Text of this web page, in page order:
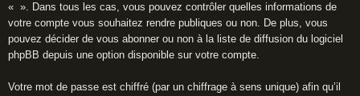
« ». Dans tous les cas, vous pouvez contrôler quelles informations de
votre compte vous souhaitez rendre publiques ou non. De plus, vous
pouvez décider de vous abonner ou non à la liste de diffusion du logiciel
phpBB depuis une option disponible sur votre compte.
Votre mot de passe est chiffré (par un chiffrage à sens unique) afin qu’il